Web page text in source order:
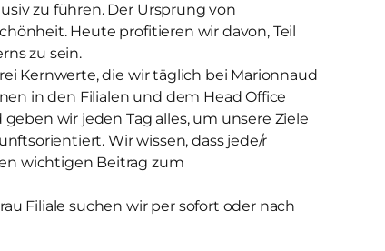
zu führen. Der Ursprung von
Heute profitieren wir davon, Teil
zu sein.
Kernwerte, die wir täglich bei Marionnaud
in den Filialen und dem Head Office
wir jeden Tag alles, um unsere Ziele
Wir wissen, dass jede/r
wichtigen Beitrag zum
Filiale suchen wir per sofort oder nach